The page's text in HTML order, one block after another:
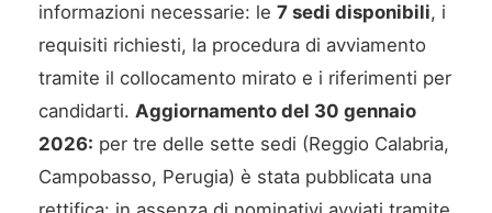
informazioni necessarie: le 7 sedi disponibili, i
requisiti richiesti, la procedura di avviamento
tramite il collocamento mirato e i riferimenti per
candidarti. Aggiornamento del 30 gennaio
2026: per tre delle sette sedi (Reggio Calabria,
Campobasso, Perugia) è stata pubblicata una